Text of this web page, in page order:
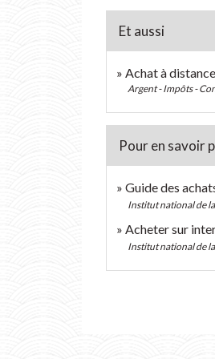
Et aussi
Achat à
Argent - Impôts -
Pour en savoir
Guide des
Institut national de
Acheter sur
Institut national de